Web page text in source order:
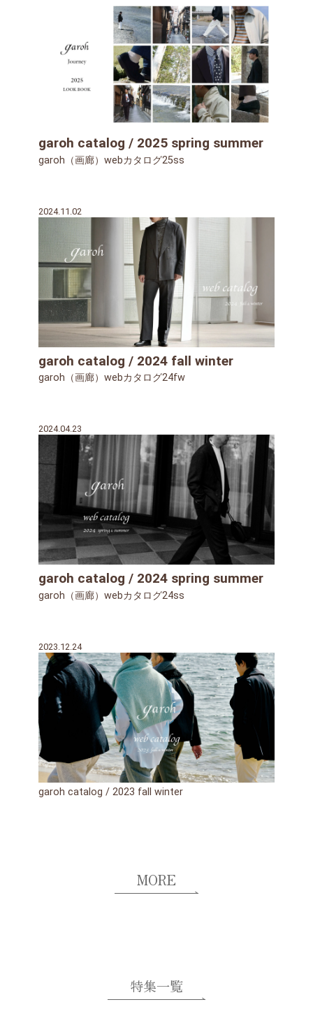
garoh catalog / 2025 spring summer
garoh（画廊）webカタログ25ss
2024.11.02
garoh catalog / 2024 fall winter
garoh（画廊）webカタログ24fw
2024.04.23
garoh catalog / 2024 spring summer
garoh（画廊）webカタログ24ss
2023.12.24
garoh catalog / 2023 fall winter
MORE
特集一覧